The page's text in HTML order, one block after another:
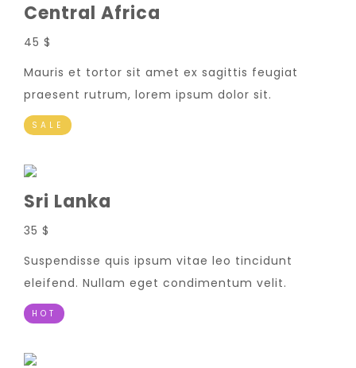
Central Africa
45 $
Mauris et tortor sit amet ex sagittis feugiat
praesent rutrum, lorem ipsum dolor sit.
SALE
Sri Lanka
35 $
Suspendisse quis ipsum vitae leo tincidunt
eleifend. Nullam eget condimentum velit.
HOT